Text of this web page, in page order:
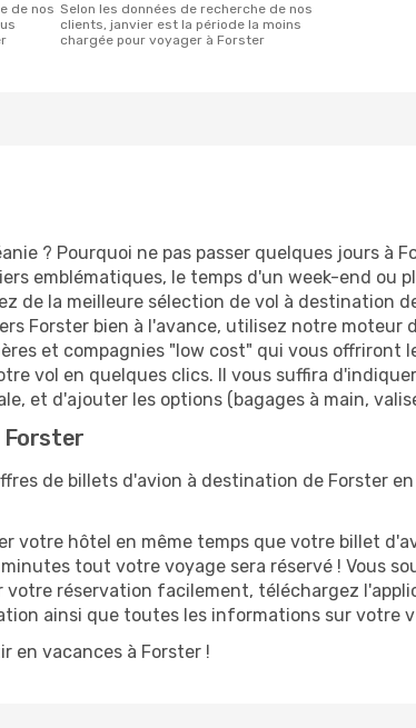
Selon les données de recherche de nos
clients, janvier est la période la moins
chargée pour voyager à Forster
? Pourquoi ne pas passer quelques jours à
emblématiques, le temps d'un week-end ou
de la meilleure sélection de vol à destination
Forster bien à l'avance, utilisez notre
et compagnies "low cost" qui vous offriront
vol en quelques clics. Il vous suffira
et d'ajouter les options (bagages à main,
Forster
de billets d'avion à destination de Forster
votre hôtel en même temps que votre billet
tout votre voyage sera réservé ! Vous
réservation facilement, téléchargez
ainsi que toutes les informations sur votre
en vacances à Forster !